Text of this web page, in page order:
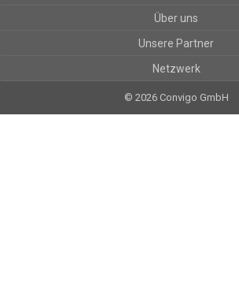
Über uns
Unsere Partner
Netzwerk
© 2026 Convigo GmbH